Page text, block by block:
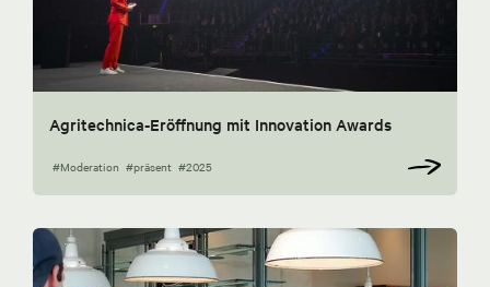
Agritechnica-Eröffnung mit Innovation Awards
#Moderation #präsent #2025